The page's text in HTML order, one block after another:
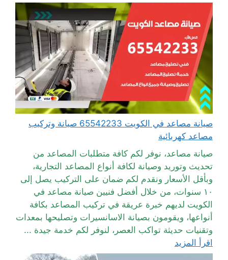
صيانة مصاعد في الكويت 65542233 صيانة وتركيب
مصاعد كهربائية
صيانة مصاعد، نوفر لكم كافة متطلبات المصاعد من
تحديث وتوريد وصيانة لكافة أنواع المصاعد التجارية،
وبأقل الأسعار ونقدم لكم ضمان على التركيب يصل إلى
١٠ سنوات، من خلال أفضل فنيين صيانة مصاعد في
الكويت لديهم خبرة عريقة في تركيب المصاعد بكافة
أنواعها، ويقومون بصيانة الاسانسيرات وتصليحها بمعدات
وتقنيات حديثة تواكب العصر، لنوفر لكم خدمة جيدة ...
اقرأ المزيد